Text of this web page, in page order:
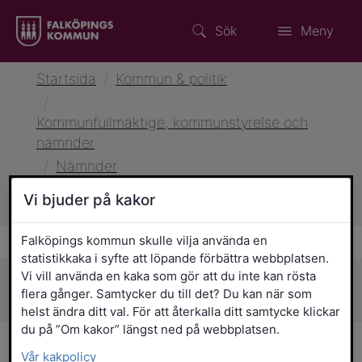
Sök Meny
Startsida
Kommun & politik
Kommunfullmäktige, kommunstyrelse och
nämnder
Nämnder
Nämnden för Samhällsskydd Mellersta
Skaraborg
Sidans innehåll
Nämnden för
Vi bjuder på kakor
Falköpings kommun skulle vilja använda en
statistikkaka i syfte att löpande förbättra webbplatsen.
Vi vill använda en kaka som gör att du inte kan rösta
flera gånger. Samtycker du till det? Du kan när som
helst ändra ditt val. För att återkalla ditt samtycke klickar
du på ”Om kakor” längst ned på webbplatsen.
Vår kakpolicy